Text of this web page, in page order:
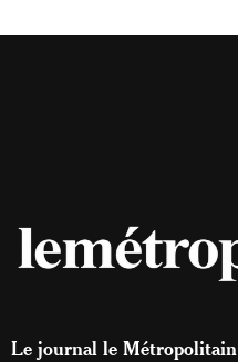
Le journal le Métropolitain